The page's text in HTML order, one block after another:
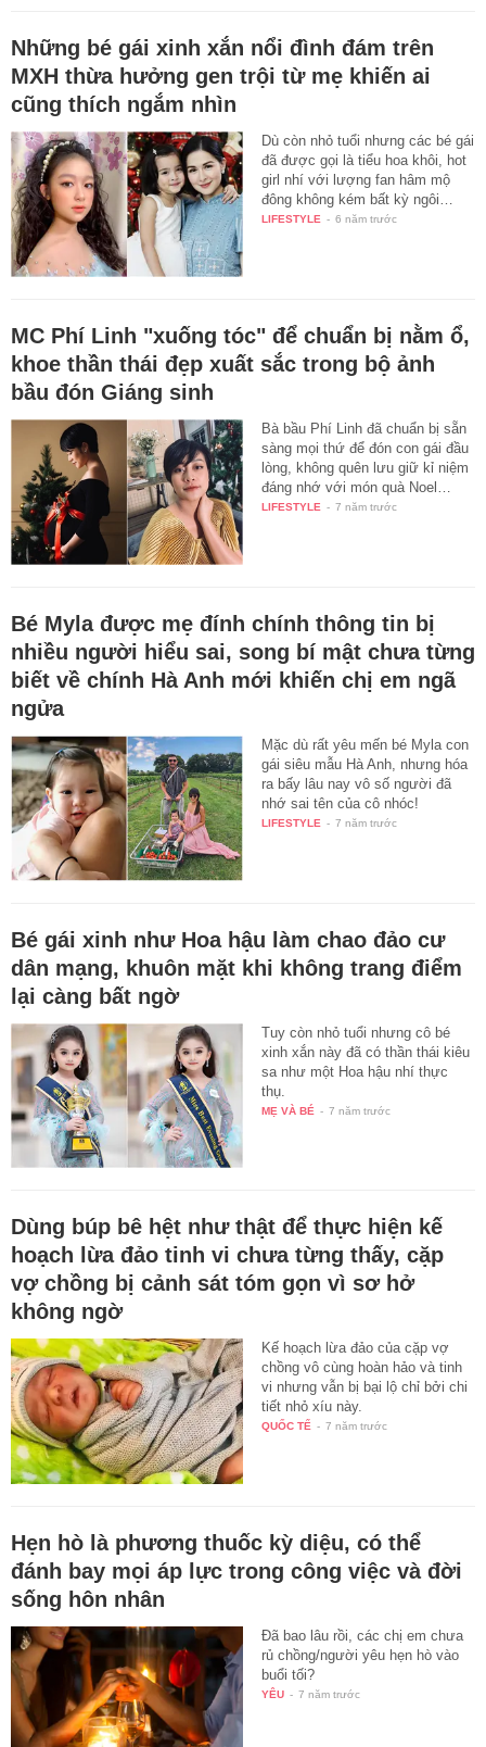
Những bé gái xinh xắn nổi đình đám trên
MXH thừa hưởng gen trội từ mẹ khiến ai
cũng thích ngắm nhìn
Dù còn nhỏ tuổi nhưng các bé gái
đã được gọi là tiểu hoa khôi, hot
girl nhí với lượng fan hâm mộ
đông không kém bất kỳ ngôi…
LIFESTYLE - 6 năm trước
MC Phí Linh "xuống tóc" để chuẩn bị nằm ổ,
khoe thần thái đẹp xuất sắc trong bộ ảnh
bầu đón Giáng sinh
Bà bầu Phí Linh đã chuẩn bị sẵn
sàng mọi thứ để đón con gái đầu
lòng, không quên lưu giữ kỉ niệm
đáng nhớ với món quà Noel…
LIFESTYLE - 7 năm trước
Bé Myla được mẹ đính chính thông tin bị
nhiều người hiểu sai, song bí mật chưa từng
biết về chính Hà Anh mới khiến chị em ngã
ngửa
Mặc dù rất yêu mến bé Myla con
gái siêu mẫu Hà Anh, nhưng hóa
ra bấy lâu nay vô số người đã
nhớ sai tên của cô nhóc!
LIFESTYLE - 7 năm trước
Bé gái xinh như Hoa hậu làm chao đảo cư
dân mạng, khuôn mặt khi không trang điểm
lại càng bất ngờ
Tuy còn nhỏ tuổi nhưng cô bé
xinh xắn này đã có thần thái kiêu
sa như một Hoa hậu nhí thực
thụ.
MẸ VÀ BÉ - 7 năm trước
Dùng búp bê hệt như thật để thực hiện kế
hoạch lừa đảo tinh vi chưa từng thấy, cặp
vợ chồng bị cảnh sát tóm gọn vì sơ hở
không ngờ
Kế hoạch lừa đảo của cặp vợ
chồng vô cùng hoàn hảo và tinh
vi nhưng vẫn bị bại lộ chỉ bởi chi
tiết nhỏ xíu này.
QUỐC TẾ - 7 năm trước
Hẹn hò là phương thuốc kỳ diệu, có thể
đánh bay mọi áp lực trong công việc và đời
sống hôn nhân
Đã bao lâu rồi, các chị em chưa
rủ chồng/người yêu hẹn hò vào
buổi tối?
YÊU - 7 năm trước